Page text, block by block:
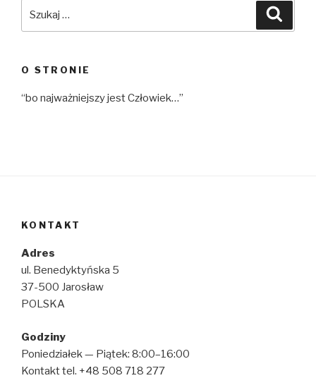
O STRONIE
“bo najważniejszy jest Człowiek…”
KONTAKT
Adres
ul. Benedyktyńska 5
37-500 Jarosław
POLSKA
Godziny
Poniedziałek — Piątek: 8:00–16:00
Kontakt tel. +48 508 718 277